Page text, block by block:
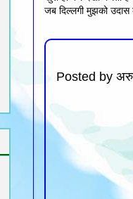
जब दिल्लगी मुझको
Posted by